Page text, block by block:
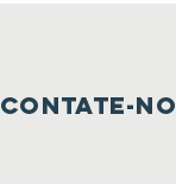
Contate-